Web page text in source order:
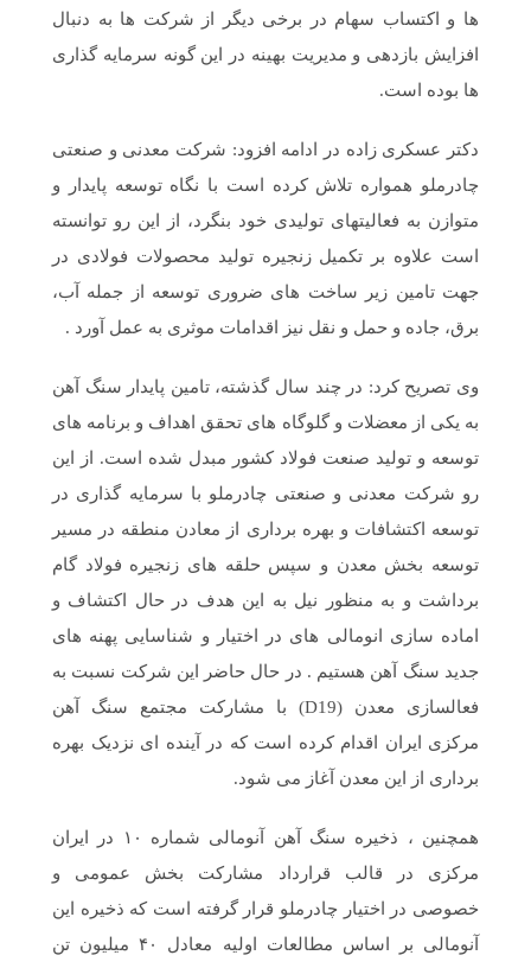
ها و اکتساب سهام در برخی دیگر از شرکت ها به دنبال
افزایش بازدهی و مدیریت بهینه در این گونه سرمایه گذاری
ها بوده است.
دکتر عسکری زاده در ادامه افزود: شرکت معدنی و صنعتی
چادرملو همواره تلاش کرده است با نگاه توسعه پایدار و
متوازن به فعالیتهای تولیدی خود بنگرد، از این رو توانسته
است علاوه بر تکمیل زنجیره تولید محصولات فولادی در
جهت تامین زیر ساخت های ضروری توسعه از جمله آب،
برق، جاده و حمل و نقل نیز اقدامات موثری به عمل آورد .
وی تصریح کرد: در چند سال گذشته، تامین پایدار سنگ آهن
به یکی از معضلات و گلوگاه های تحقق اهداف و برنامه های
توسعه و تولید صنعت فولاد کشور مبدل شده است. از این
رو شرکت معدنی و صنعتی چادرملو با سرمایه گذاری در
توسعه اکتشافات و بهره برداری از معادن منطقه در مسیر
توسعه بخش معدن و سپس حلقه های زنجیره فولاد گام
برداشت و به منظور نیل به این هدف در حال اکتشاف و
اماده سازی انومالی های در اختیار و شناسایی پهنه های
جدید سنگ آهن هستیم . در حال حاضر این شرکت نسبت به
فعالسازی معدن (D19) با مشارکت مجتمع سنگ آهن
مرکزی ایران اقدام کرده است که در آینده ای نزدیک بهره
برداری از این معدن آغاز می شود.
همچنین ، ذخیره سنگ آهن آنومالی شماره ۱۰ در ایران
مرکزی در قالب قرارداد مشارکت بخش عمومی و
خصوصی در اختیار چادرملو قرار گرفته است که ذخیره این
آنومالی بر اساس مطالعات اولیه معادل ۴۰ میلیون تن